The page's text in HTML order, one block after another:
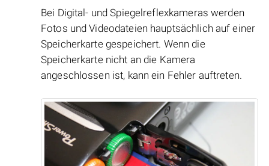
Bei Digital- und Spiegelreflexkameras werden
Fotos und Videodateien hauptsächlich auf einer
Speicherkarte gespeichert. Wenn die
Speicherkarte nicht an die Kamera
angeschlossen ist, kann ein Fehler auftreten.